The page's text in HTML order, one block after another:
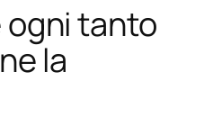
tanto
la